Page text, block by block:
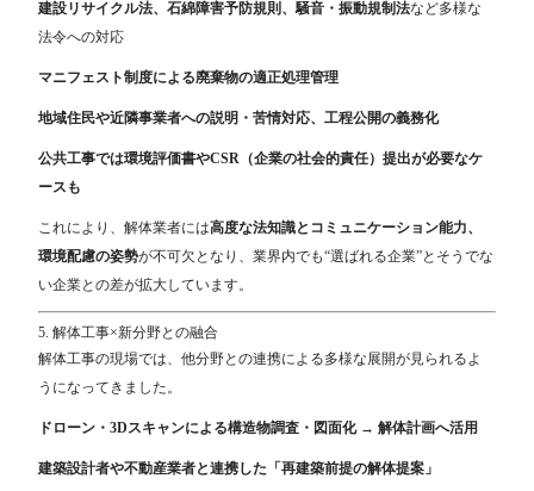
建設リサイクル法、石綿障害予防規則、騒音・振動規制法など多様な
法令への対応
マニフェスト制度による廃棄物の適正処理管理
地域住民や近隣事業者への説明・苦情対応、工程公開の義務化
公共工事では環境評価書やCSR（企業の社会的責任）提出が必要なケ
ースも
これにより、解体業者には高度な法知識とコミュニケーション能力、
環境配慮の姿勢が不可欠となり、業界内でも“選ばれる企業”とそうでな
い企業との差が拡大しています。
5. 解体工事×新分野との融合
解体工事の現場では、他分野との連携による多様な展開が見られるよ
うになってきました。
ドローン・3Dスキャンによる構造物調査・図面化 → 解体計画へ活用
建築設計者や不動産業者と連携した「再建築前提の解体提案」